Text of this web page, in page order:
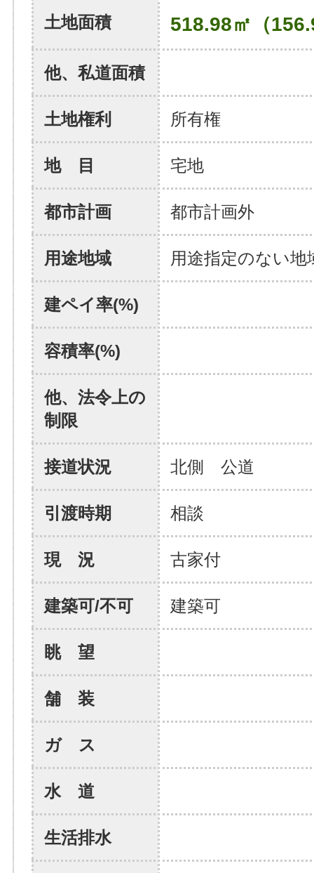
土地面積 518.98㎡（
他、私道面積
土地権利 所有権
地 目 宅地
都市計画 都市計画外
用途地域 用途指定のない地
建ペイ率(%)
容積率(%)
他、法令上の
制限
接道状況 北側 公道
引渡時期 相談
現 況 古家付
建築可/不可 建築可
眺 望
舗 装
ガ ス
水 道
生活排水